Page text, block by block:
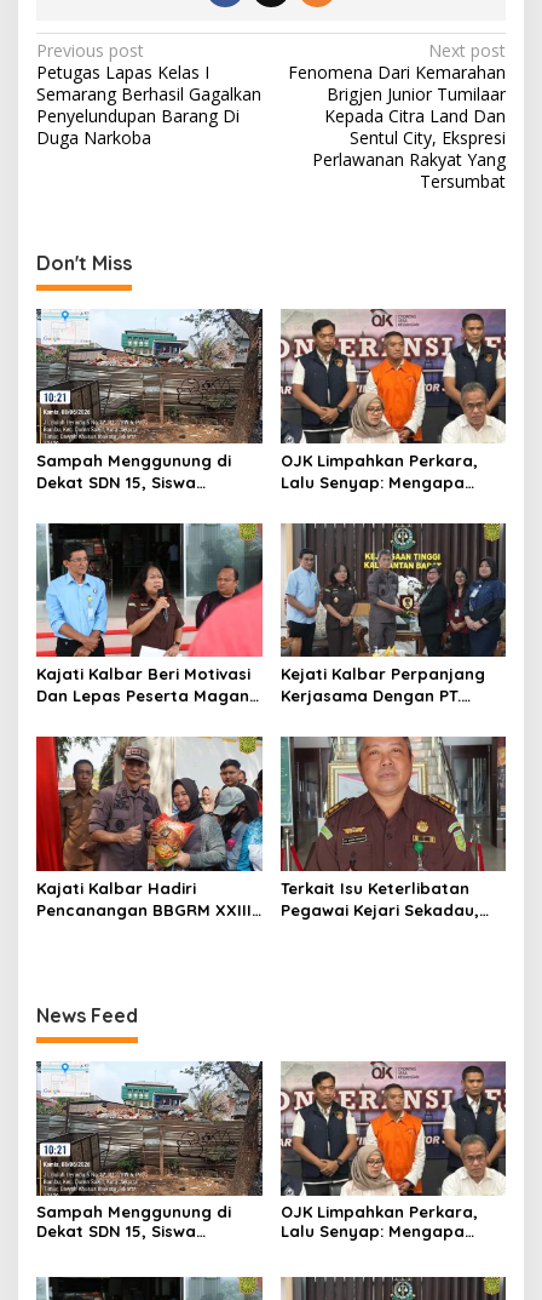
Post
navigation
Previous post
Petugas Lapas Kelas I
Semarang Berhasil Gagalkan
Penyelundupan Barang Di
Duga Narkoba
Next post
Fenomena Dari Kemarahan
Brigjen Junior Tumilaar
Kepada Citra Land Dan
Sentul City, Ekspresi
Perlawanan Rakyat Yang
Tersumbat
Don't Miss
Sampah Menggunung di
Dekat SDN 15, Siswa
Bau Menyengat
OJK Limpahkan Perkara,
Lalu Senyap: Mengapa
Investree Nyaris Hilang
dari Pemberitaan?
Kajati Kalbar Beri Motivasi
Dan Lepas Peserta Magang
Kejati Kalbar Perpanjang
Kerjasama Dengan PT.
Kajati Kalbar Hadiri
Pencanangan BBGRM XXIII,
Terkait Isu Keterlibatan
Pegawai Kejari Sekadau,
News Feed
Sampah Menggunung di
Dekat SDN 15, Siswa
OJK Limpahkan Perkara,
Lalu Senyap: Mengapa
dari Pemberitaan?